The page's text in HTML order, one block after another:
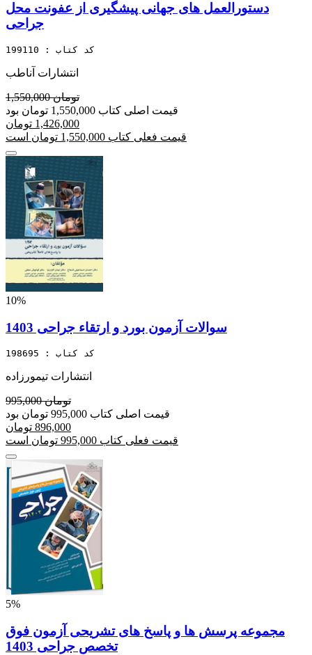
دستورالعمل های جهانی پیشگیری از عفونت محل
جراحی
کد کتاب : 199110
انتشارات آناطب
1,550,000 تومان
قیمت اصلی کتاب 1,550,000 تومان بود
1,426,000 تومان
قیمت فعلی کتاب 1,550,000 تومان است
10%
سوالات آزمون بورد و ارتقاء جراحی 1403
کد کتاب : 198695
انتشارات تیمورزاده
995,000 تومان
قیمت اصلی کتاب 995,000 تومان بود
896,000 تومان
قیمت فعلی کتاب 995,000 تومان است
5%
مجموعه پرسش ها و پاسخ های تشریحی آزمون فوق
تخصص جراحی 1403